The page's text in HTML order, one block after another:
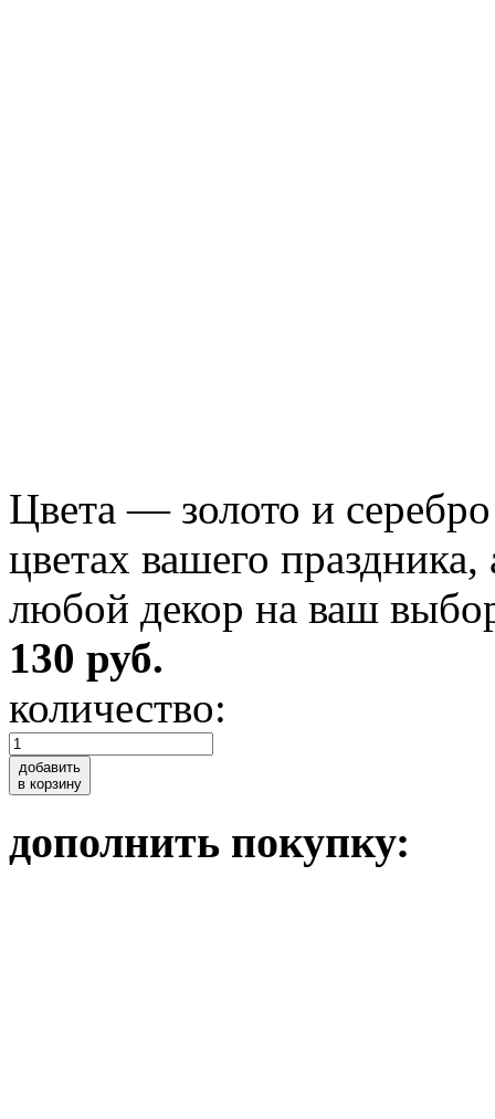
Цвета — золото и
цветах вашего
любой декор на ваш
130 руб.
количество:
добавить
в корзину
дополнить покупку: